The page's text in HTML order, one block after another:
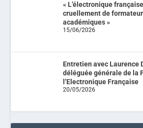
« L’électronique
cruellement de
académiques »
15/06/2026
Entretien avec Laurence
déléguée générale de la
l’Electronique Française
20/05/2026